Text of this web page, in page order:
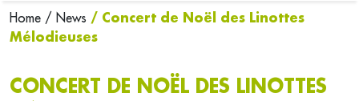
Home / News / Concert de Noël des Linottes
Mélodieuses
CONCERT DE NOËL DES LINOTTES